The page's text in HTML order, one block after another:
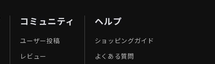
コミュニティ
ユーザー投稿
レビュー
ヘルプ
ショッピングガイド
よくある質問